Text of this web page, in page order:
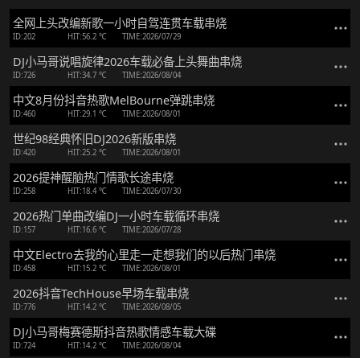
全网上头改编新歌一小时自驾连贯车载串烧
ID:202 HIT:56.2 ℃ TIME:2026/07/29
DJ小马哥说唱旋律2026车载必备上头舞曲串烧
ID:726 HIT:34.7 ℃ TIME:2026/08/04
中文8月份抖音热歌MelBourne弹跳串烧
ID:460 HIT:29.1 ℃ TIME:2026/08/01
世纪98经典怀旧DJ2026新版串烧
ID:420 HIT:25.2 ℃ TIME:2026/08/01
2026提神醒脑热门情歌长途串烧
ID:258 HIT:18.4 ℃ TIME:2026/07/30
2026热门单曲改编DJ一小时车载循环串烧
ID:157 HIT:16.6 ℃ TIME:2026/07/28
中文Electro去我的心里走一走想我们的以后热门串烧
ID:458 HIT:15.2 ℃ TIME:2026/08/01
2026抖音TechHouse早场车载串烧
ID:776 HIT:14.2 ℃ TIME:2026/08/05
DJ小马哥梅赛德斯抖音热歌情感车载大碟
ID:724 HIT:14.2 ℃ TIME:2026/08/04